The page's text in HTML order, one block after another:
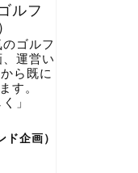
ルフ
ゴルフ
運営い
ら既に
す。
」
企画）